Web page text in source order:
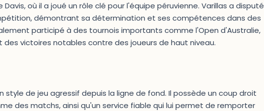
où il a joué un rôle clé pour l'équipe péruvienne. Varillas a disputé
démontrant sa détermination et ses compétences dans des
participé à des tournois importants comme l'Open d'Australie,
des victoires notables contre des joueurs de haut niveau.
style de jeu agressif depuis la ligne de fond. Il possède un coup droit
des matchs, ainsi qu'un service fiable qui lui permet de remporter